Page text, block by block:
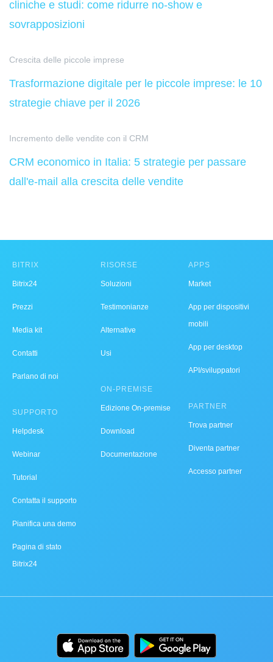
cliniche e studi: come ridurre no-show e
sovrapposizioni
Crescita delle piccole imprese
Trasformazione digitale per le piccole imprese: le 10
strategie chiave per il 2026
Incremento delle vendite con il CRM
CRM economico in Italia: 5 strategie per passare
dall'e-mail alla crescita delle vendite
BITRIX
Bitrix24
Prezzi
Media kit
Contatti
Parlano di noi
SUPPORTO
Helpdesk
Webinar
Tutorial
Contatta il supporto
Pianifica una demo
Pagina di stato
Bitrix24
RISORSE
Soluzioni
Testimonianze
Alternative
Usi
ON-PREMISE
Edizione On-premise
Download
Documentazione
APPS
Market
App per dispositivi
mobili
App per desktop
API/sviluppatori
PARTNER
Trova partner
Diventa partner
Accesso partner